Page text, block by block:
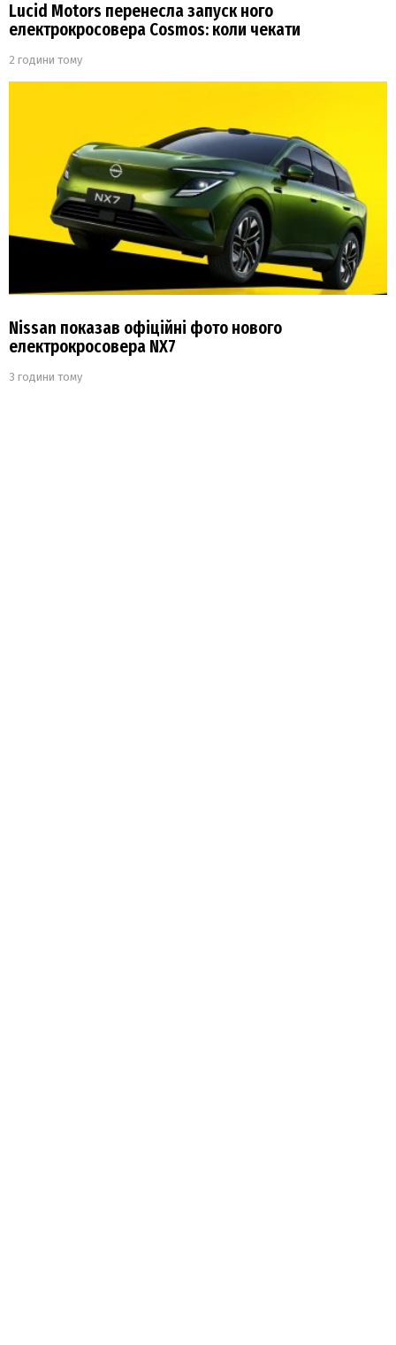
Lucid Motors перенесла запуск ного
електрокросовера Cosmos: коли чекати
2 години тому
Nissan показав офіційні фото нового
електрокросовера NX7
3 години тому